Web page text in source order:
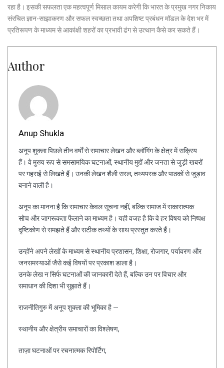
रहा है। इसकी सफलता एक महत्वपूर्ण मिसाल कायम करेगी कि भारत के प्रमुख नगर निकाय
संरचित ज्ञान-साझाकरण और सफल स्वच्छता तथा अपशिष्ट प्रबंधन मॉडल के देश भर में
प्रतिरूपण के माध्यम से आकांक्षी शहरों का प्रभावी ढंग से उत्थान कैसे कर सकते हैं।
Author
Anup Shukla
अनूप शुक्ला पिछले तीन वर्षों से समाचार लेखन और ब्लॉगिंग के क्षेत्र में सक्रिय
हैं। वे मुख्य रूप से समसामयिक घटनाओं, स्थानीय मुद्दों और जनता से जुड़ी खबरों
पर गहराई से लिखते हैं। उनकी लेखन शैली सरल, तथ्यपरक और पाठकों से जुड़ाव
बनाने वाली है।
अनूप का मानना है कि समाचार केवल सूचना नहीं, बल्कि समाज में सकारात्मक
सोच और जागरूकता फैलाने का माध्यम है। यही वजह है कि वे हर विषय को निष्पक्ष
दृष्टिकोण से समझते हैं और सटीक तथ्यों के साथ प्रस्तुत करते हैं।
उन्होंने अपने लेखों के माध्यम से स्थानीय प्रशासन, शिक्षा, रोजगार, पर्यावरण और
जनसमस्याओं जैसे कई विषयों पर प्रकाश डाला है।
उनके लेख न सिर्फ घटनाओं की जानकारी देते हैं, बल्कि उन पर विचार और
समाधान की दिशा भी सुझाते हैं।
राजनीतिगुरु में अनूप शुक्ला की भूमिका है —
स्थानीय और क्षेत्रीय समाचारों का विश्लेषण,
ताज़ा घटनाओं पर रचनात्मक रिपोर्टिंग,